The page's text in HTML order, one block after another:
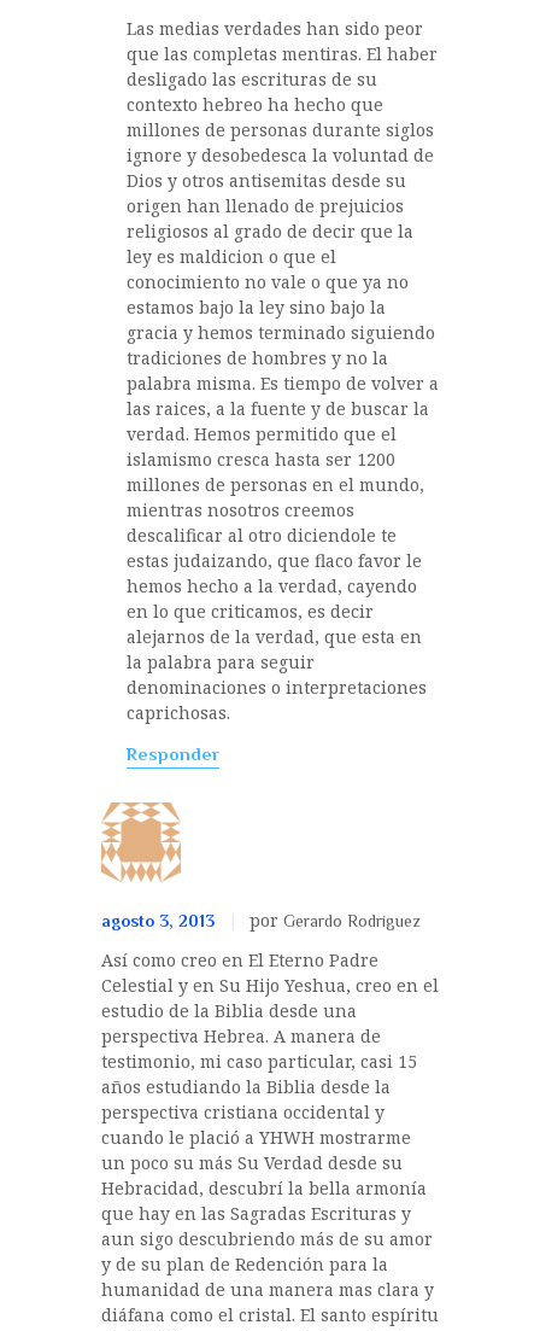
Las medias verdades han sido peor
que las completas mentiras. El haber
desligado las escrituras de su
contexto hebreo ha hecho que
millones de personas durante siglos
ignore y desobedesca la voluntad de
Dios y otros antisemitas desde su
origen han llenado de prejuicios
religiosos al grado de decir que la
ley es maldicion o que el
conocimiento no vale o que ya no
estamos bajo la ley sino bajo la
gracia y hemos terminado siguiendo
tradiciones de hombres y no la
palabra misma. Es tiempo de volver a
las raices, a la fuente y de buscar la
verdad. Hemos permitido que el
islamismo cresca hasta ser 1200
millones de personas en el mundo,
mientras nosotros creemos
descalificar al otro diciendole te
estas judaizando, que flaco favor le
hemos hecho a la verdad, cayendo
en lo que criticamos, es decir
alejarnos de la verdad, que esta en
la palabra para seguir
denominaciones o interpretaciones
caprichosas.
Responder
agosto 3, 2013 porGerardo Rodríguez
Así como creo en El Eterno Padre
Celestial y en Su Hijo Yeshua, creo en el
estudio de la Biblia desde una
perspectiva Hebrea. A manera de
testimonio, mi caso particular, casi 15
años estudiando la Biblia desde la
perspectiva cristiana occidental y
cuando le plació a YHWH mostrarme
un poco su más Su Verdad desde su
Hebracidad, descubrí la bella armonía
que hay en las Sagradas Escrituras y
aun sigo descubriendo más de su amor
y de su plan de Redención para la
humanidad de una manera mas clara y
diáfana como el cristal. El santo espíritu